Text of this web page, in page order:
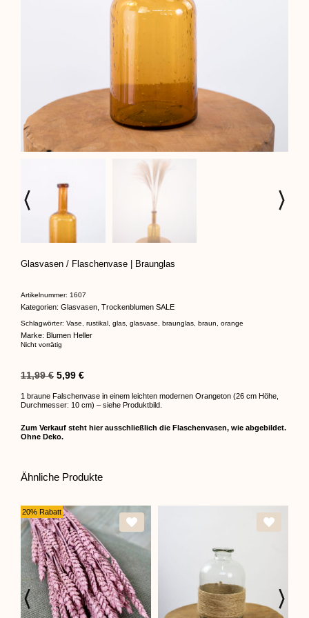
Glasvasen / Flaschenvase | Braunglas
Artikelnummer: 1607
Kategorien: Glasvasen Trockenblumen SALE
Schlagwörter: Vase, rustikal, glas, glasvase, braunglas, braun, orange
Marke: Blumen Heller
Nicht vorrätig
11,99€ 5,99 €
1 braune Falschenvase in einem leichten modernen Orangeton (26 cm Höhe,
Durchmesser: 10 cm) – siehe Produktbild.
Zum Verkauf steht hier ausschließlich die Flaschenvasen, wie abgebildet.
Ohne Deko.
Ähnliche Produkte
20% Rabatt